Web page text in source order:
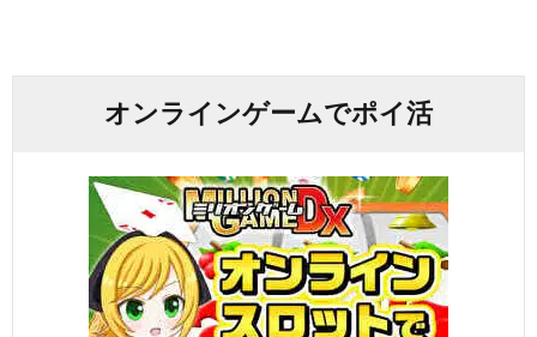
オンラインゲームでポイ活